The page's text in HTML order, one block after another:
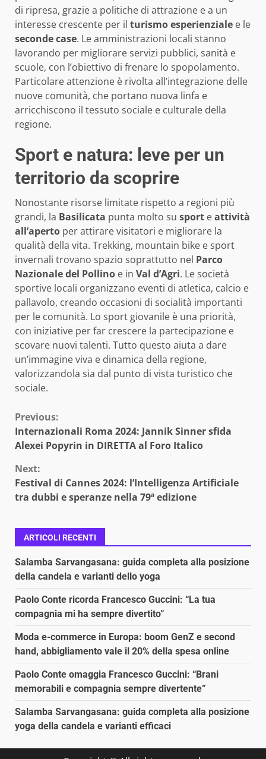
di ripresa, grazie a politiche di attrazione e a un
interesse crescente per il turismo esperienziale e le
seconde case. Le amministrazioni locali stanno
lavorando per migliorare servizi pubblici, sanità e
scuole, con l’obiettivo di frenare lo spopolamento.
Particolare attenzione è rivolta all’integrazione delle
nuove comunità, che portano nuova linfa e
arricchiscono il tessuto sociale e culturale della
regione.
Sport e natura: leve per un
territorio da scoprire
Nonostante risorse limitate rispetto a regioni più
grandi, la Basilicata punta molto su sport eattività
all’aperto per attirare visitatori e migliorare la
qualità della vita. Trekking, mountain bike e sport
invernali trovano spazio soprattutto nel Parco
Nazionale del Pollino e in Val d’Agri. Le società
sportive locali organizzano eventi di atletica, calcio e
pallavolo, creando occasioni di socialità importanti
per le comunità. Lo sport giovanile è una priorità,
con iniziative per far crescere la partecipazione e
scovare nuovi talenti. Tutto questo aiuta a dare
un’immagine viva e dinamica della regione,
valorizzandola sia dal punto di vista turistico che
sociale.
Continue
Reading
Previous:
Internazionali Roma 2024: Jannik Sinner sfida
Alexei Popyrin in DIRETTA al Foro Italico
Next:
Festival di Cannes 2024: l’Intelligenza Artificiale
tra dubbi e speranze nella 79ª edizione
ARTICOLI RECENTI
Salamba Sarvangasana: guida completa alla posizione
della candela e varianti dello yoga
Paolo Conte ricorda Francesco Guccini: “La tua
compagnia mi ha sempre divertito”
Moda e-commerce in Europa: boom GenZ e second
hand, abbigliamento vale il 20% della spesa online
Paolo Conte omaggia Francesco Guccini: “Brani
memorabili e compagnia sempre divertente”
Salamba Sarvangasana: guida completa alla posizione
yoga della candela e varianti efficaci